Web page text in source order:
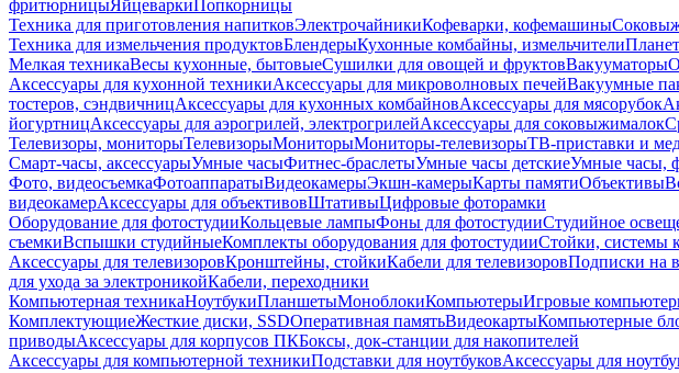
фритюрницыЯйцеваркиПопкорницы
Техника для приготовления напитковЭлектрочайникиКофеварки, кофемашины
Техника для измельчения продуктовБлендерыКухонные комбайны, измельчители
Мелкая техникаВесы кухонные, бытовыеСушилки для овощей и фруктовВакууматоры
Аксессуары для кухонной техникиАксессуары для микроволновых печейВакуумные
тостеров, сэндвичницАксессуары для кухонных комбайновАксессуары для мясорубок
йогуртницАксессуары для аэрогрилей, электрогрилейАксессуары для соковыжималок
Телевизоры, мониторыТелевизорыМониторыМониторы-телевизорыТВ-приставки и
Смарт-часы, аксессуарыУмные часыФитнес-браслетыУмные часы детскиеУмные часы,
Фото, видеосъемкаФотоаппаратыВидеокамерыЭкшн-камерыКарты памятиОбъективы
видеокамерАксессуары для объективовШтативыЦифровые фоторамки
Оборудование для фотостудииКольцевые лампыФоны для фотостудииСтудийное
съемкиВспышки студийныеКомплекты оборудования для фотостудииСтойки, системы
Аксессуары для телевизоровКронштейны, стойкиКабели для телевизоровПодписки на
для ухода за электроникойКабели, переходники
Компьютерная техникаНоутбукиПланшетыМоноблокиКомпьютерыИгровые
КомплектующиеЖесткие диски, SSDОперативная памятьВидеокартыКомпьютерные
приводыАксессуары для корпусов ПКБоксы, док-станции для накопителей
Аксессуары для компьютерной техникиПодставки для ноутбуковАксессуары для